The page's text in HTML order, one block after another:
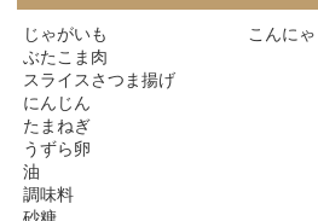
じゃがいも こんにゃ
ぶたこま肉
スライスさつま揚げ
にんじん
たまねぎ
うずら卵
油
調味料